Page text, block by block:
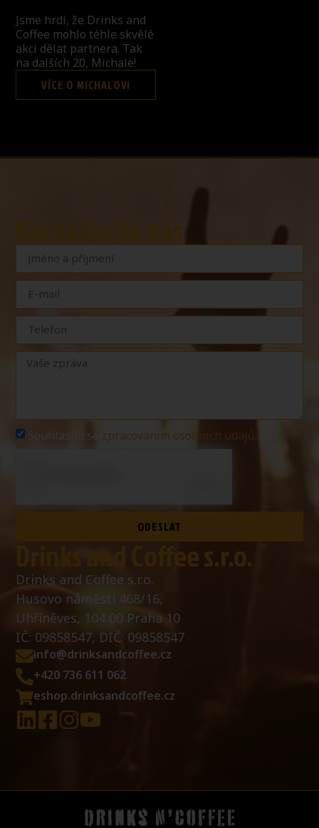
Jsme hrdí, že Drinks and
Coffee mohlo téhle skvělé
akci dělat partnera. Tak
na dalších 20, Michale!
VÍCE O MICHALOVI
Souhlasím se zpracováním osobních údajů .
ODESLAT
Drinks and Coffee s.r.o.
Drinks and Coffee s.r.o.
Husovo náměstí 468/16,
Uhříněves, 104 00 Praha 10
IČ: 09858547, DIČ: 09858547
info@drinksandcoffee.cz
+420 736 611 062
eshop.drinksandcoffee.cz